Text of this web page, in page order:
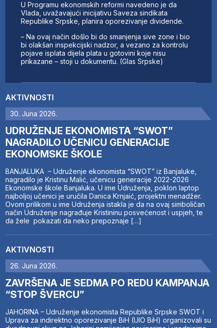
AKTIVNOSTI
30. Juna 2026.
UDRUŽENJE EKONOMISTA “SWOT”
NAGRADILO UČENICU GENERACIJE
EKONOMSKE ŠKOLE
BANJALUKA – Udruženje ekonomista “SWOT” iz Banjaluke,
nagradilo je Kristinu Malić, učenicu generacije 2022-2026
Ekonomske škole Banjaluka. U ime Udruženja, poklon laptop
najboljoj učenici je uručila Danica Krnjaić, projektni menadžer.
Ovom prilikom u ime Udruženja istakla je da na ovaj simboličan
način Udruženje nagrađuje Kristininu posvećenost i uspjeh, te
da žele pokazati da neko prepoznaje […]
AKTIVNOSTI
26. Juna 2026.
ZAVRŠENA JE SEDMA PO REDU KAMPANJA
“STOP ŠVERCU”
JAHORINA – Udruženje ekonomista Republike Srpske SWOT i
Uprava za indirektno oporezivanje BiH (UIO BiH) organizovali su
U Programu ekonomskih reformi navedeno je da
Vlada, uvažavajući inicijativu Saveza sindikata
Republike Srpske, planira oporezivanje dividende.
– Na ovaj način došlo bi do smanjenja sive zone i bio
bi olakšan inspekcijski nadzor, a vezano za kontrolu
pojave isplata dijela plata u gotovini koje nisu
prikazane – stoji u dokumentu. (Glas Srpske)